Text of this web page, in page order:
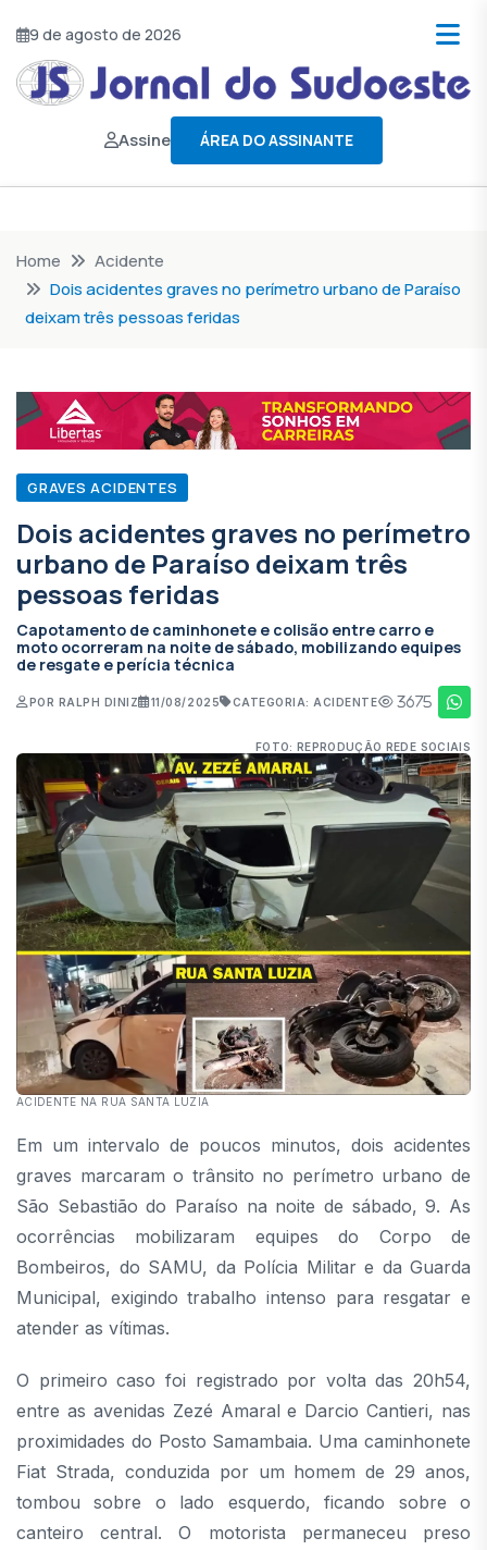
9 de agosto de 2026
Assine ÁREA DO ASSINANTE
Home
Acidente
Dois acidentes graves no perímetro urbano de Paraíso
deixam três pessoas feridas
GRAVES ACIDENTES
Dois acidentes graves no perímetro
urbano de Paraíso deixam três
pessoas feridas
Capotamento de caminhonete e colisão entre carro e
moto ocorreram na noite de sábado, mobilizando equipes
de resgate e perícia técnica
POR RALPH DINIZ 11/08/2025 CATEGORIA: ACIDENTE 3675
FOTO: REPRODUÇÃO REDE SOCIAIS
ACIDENTE NA RUA SANTA LUZIA
Em um intervalo de poucos minutos, dois acidentes
graves marcaram o trânsito no perímetro urbano de
São Sebastião do Paraíso na noite de sábado, 9. As
ocorrências mobilizaram equipes do Corpo de
Bombeiros, do SAMU, da Polícia Militar e da Guarda
Municipal, exigindo trabalho intenso para resgatar e
atender as vítimas.
O primeiro caso foi registrado por volta das 20h54,
entre as avenidas Zezé Amaral e Darcio Cantieri, nas
proximidades do Posto Samambaia. Uma caminhonete
Fiat Strada, conduzida por um homem de 29 anos,
tombou sobre o lado esquerdo, ficando sobre o
canteiro central. O motorista permaneceu preso